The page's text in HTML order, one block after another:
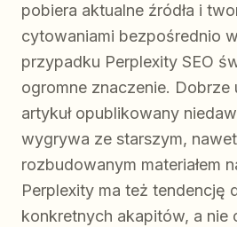
pobiera aktualne źródła i
cytowaniami bezpośrednio
przypadku Perplexity SEO
ogromne znaczenie.
artykuł opublikowany
wygrywa ze starszym,
rozbudowanym materiałem
Perplexity ma też tendencję
konkretnych akapitów, a nie